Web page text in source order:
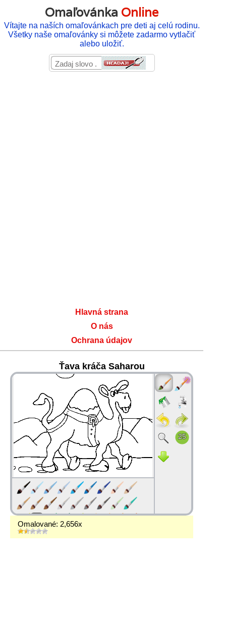
Omaľovánka Online
Vítajte na naších omaľovánkach pre deti aj celú rodinu.
Všetky naše omaľovánky si môžete zadarmo vytlačiť
alebo uložiť.
Hlavná strana
O nás
Ochrana údajov
Ťava kráča Saharou
Omalované: 2,656x